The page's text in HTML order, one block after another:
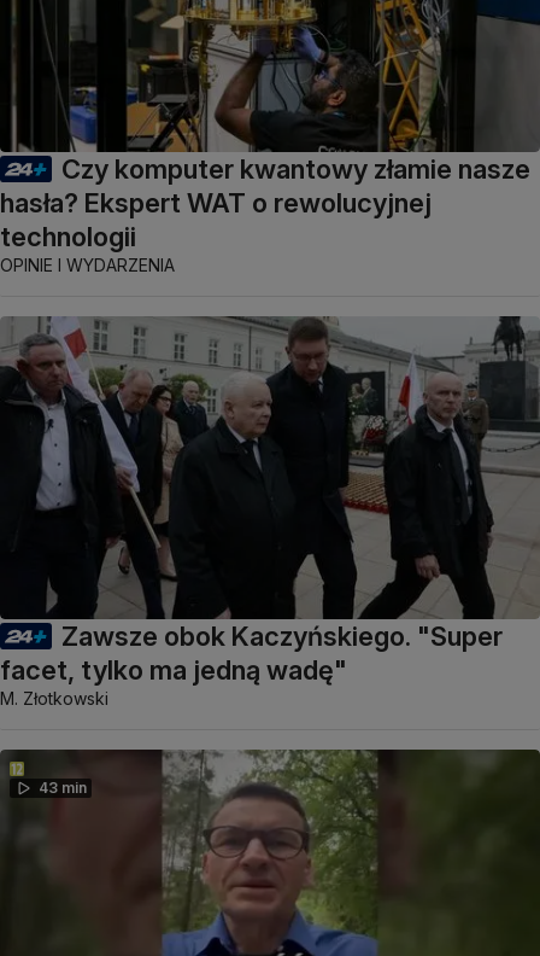
Czy komputer kwantowy złamie nasze
hasła? Ekspert WAT o rewolucyjnej
technologii
OPINIE I WYDARZENIA
Zawsze obok Kaczyńskiego. "Super
facet, tylko ma jedną wadę"
M. Złotkowski
43 min